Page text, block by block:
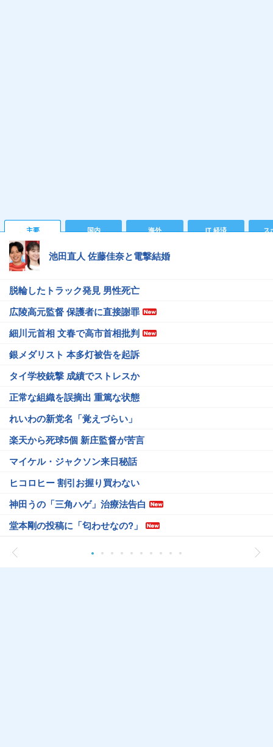
主要 国内 海外 IT 経済 ス
池田直人 佐藤佳奈と電撃結婚
脱輪したトラック発見 男性死亡
広陵高元監督 保護者に直接謝罪
細川元首相 文春で高市首相批判
銀メダリスト 本多灯被告を起訴
タイ学校銃撃 成績でストレスか
正常な組織を誤摘出 重篤な状態
れいわの新党名「覚えづらい」
楽天から死球5個 新庄監督が苦言
マイケル・ジャクソン来日秘話
ヒコロヒー 割引お握り買わない
神田うの「三角ハゲ」治療法告白
堂本剛の投稿に「匂わせなの?」